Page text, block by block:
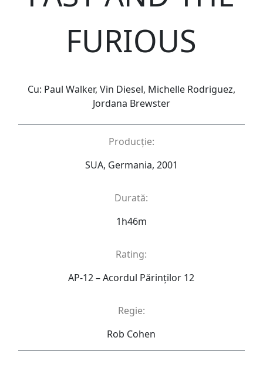
FURIOUS
Cu: Paul Walker, Vin Diesel, Michelle Rodriguez,
Jordana Brewster
Producție:
SUA, Germania, 2001
Durată:
1h46m
Rating:
AP-12 – Acordul Părinţilor 12
Regie:
Rob Cohen